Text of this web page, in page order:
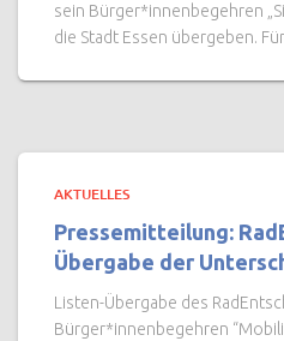
sein Bürger*innenbegehren
die Stadt Essen übergeben.
AKTUELLES
Pressemitteilung:
Übergabe der
Listen-Übergabe des
Bürger*innenbegehren